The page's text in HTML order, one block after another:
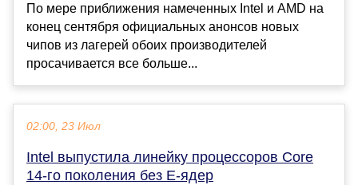
По мере приближения намеченных Intel и AMD на
конец сентября официальных анонсов новых
чипов из лагерей обоих производителей
просачивается все больше...
02:00, 23 Июл
Intel выпустила линейку процессоров Core
14-го поколения без Е-ядер